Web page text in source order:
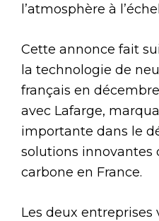
l’atmosphère à
Cette annonce fait
la technologie de
français en
avec Lafarge,
importante dans le
solutions innovantes
carbone en France.
Les deux entreprises